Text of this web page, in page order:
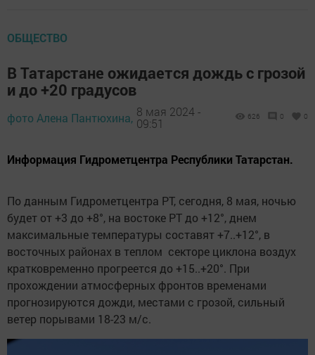
ОБЩЕСТВО
В Татарстане ожидается дождь с грозой
и до +20 градусов
фото Алена Пантюхина, 8 мая 2024 -
09:51
626 0 0
Информация Гидрометцентра Республики Татарстан.
По данным Гидрометцентра РТ, сегодня, 8 мая, ночью
будет от +3 до +8°, на востоке РТ до +12°, днем
максимальные температуры составят +7..+12°, в
восточных районах в теплом секторе циклона воздух
кратковременно прогреется до +15..+20°. При
прохождении атмосферных фронтов временами
прогнозируются дожди, местами с грозой, сильный
ветер порывами 18-23 м/с.